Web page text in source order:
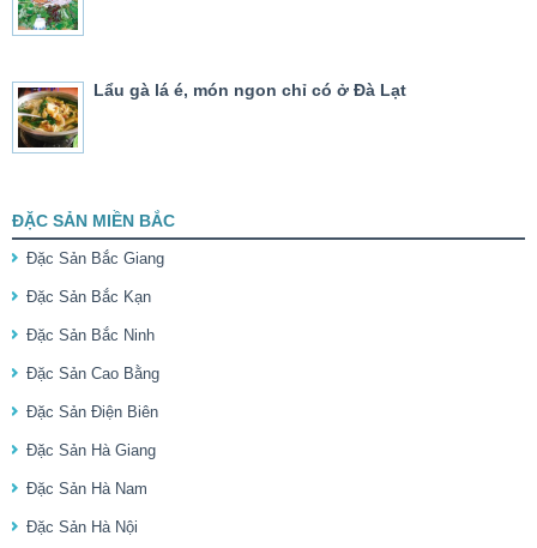
Lẩu gà lá é, món ngon chỉ có ở Đà Lạt
ĐẶC SẢN MIỀN BẮC
Đặc Sản Bắc Giang
Đặc Sản Bắc Kạn
Đặc Sản Bắc Ninh
Đặc Sản Cao Bằng
Đặc Sản Điện Biên
Đặc Sản Hà Giang
Đặc Sản Hà Nam
Đặc Sản Hà Nội